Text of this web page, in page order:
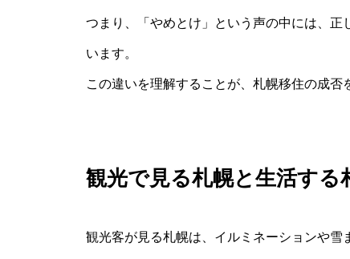
つまり、「やめとけ」という声の中には、
います。
この違いを理解することが、札幌移住の成否
観光で見る札幌と生活する
観光客が見る札幌は、イルミネーションや雪